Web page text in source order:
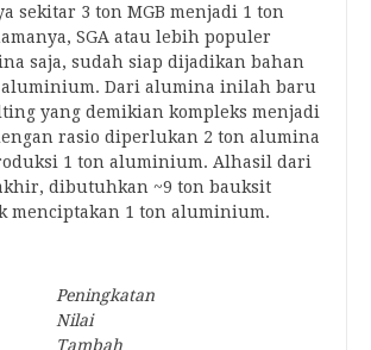
sekitar 3 ton MGB menjadi 1 ton
SGA atau lebih populer
saja, sudah siap dijadikan bahan
aluminium. Dari alumina inilah baru
yang demikian kompleks menjadi
rasio diperlukan 2 ton alumina
1 ton aluminium. Alhasil dari
dibutuhkan ~9 ton bauksit
menciptakan 1 ton aluminium.
Peningkatan
Nilai
Tambah